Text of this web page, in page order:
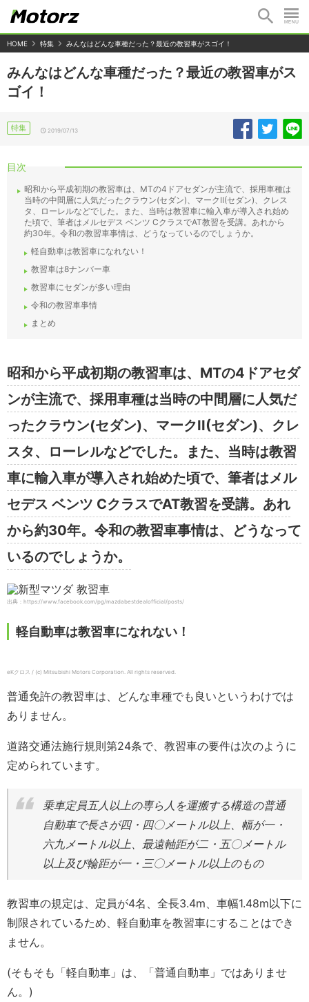
HOME 特集 みんなはどんな車種だった？最近の教習車がスゴイ！
みんなはどんな車種だった？最近の教習車がス
ゴイ！
特集 2019/07/13
目次
昭和から平成初期の教習車は、MTの4ドアセダンが主流で、採用車種は
当時の中間層に人気だったクラウン(セダン)、マークII(セダン)、クレス
タ、ローレルなどでした。また、当時は教習車に輸入車が導入され始め
た頃で、筆者はメルセデス ベンツ CクラスでAT教習を受講。あれから
約30年。令和の教習車事情は、どうなっているのでしょうか。
軽自動車は教習車になれない！
教習車は8ナンバー車
教習車にセダンが多い理由
令和の教習車事情
まとめ
昭和から平成初期の教習車は、MTの4ドアセダ
ンが主流で、採用車種は当時の中間層に人気だ
ったクラウン(セダン)、マークII(セダン)、クレ
スタ、ローレルなどでした。また、当時は教習
車に輸入車が導入され始めた頃で、筆者はメル
セデス ベンツ CクラスでAT教習を受講。あれ
から約30年。令和の教習車事情は、どうなって
いるのでしょうか。
出典：https://www.facebook.com/pg/mazdabestdealofficial/posts/
軽自動車は教習車になれない！
eKクロス / (c) Mitsubishi Motors Corporation. All rights reserved.
普通免許の教習車は、どんな車種でも良いというわけでは
ありません。
道路交通法施行規則第24条で、教習車の要件は次のように
定められています。
乗車定員五人以上の専ら人を運搬する構造の普通
自動車で長さが四・四〇メートル以上、幅が一・
六九メートル以上、最遠軸距が二・五〇メートル
以上及び輪距が一・三〇メートル以上のもの
教習車の規定は、定員が4名、全長3.4m、車幅1.48m以下に
制限されているため、軽自動車を教習車にすることはでき
ません。
(そもそも「軽自動車」は、「普通自動車」ではありませ
ん。)